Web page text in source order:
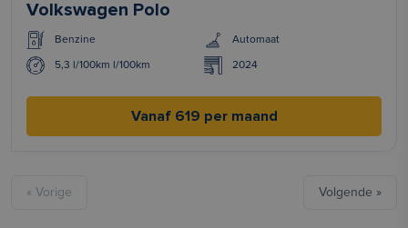
Volkswagen Polo
Benzine Automaat
5,3 l/100km l/100km 2024
Vanaf 619 per maand
« Vorige Volgende »